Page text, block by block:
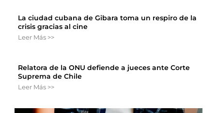
La ciudad cubana de Gibara toma un respiro de la
crisis gracias al cine
Leer Más >>
Relatora de la ONU defiende a jueces ante Corte
Suprema de Chile
Leer Más >>